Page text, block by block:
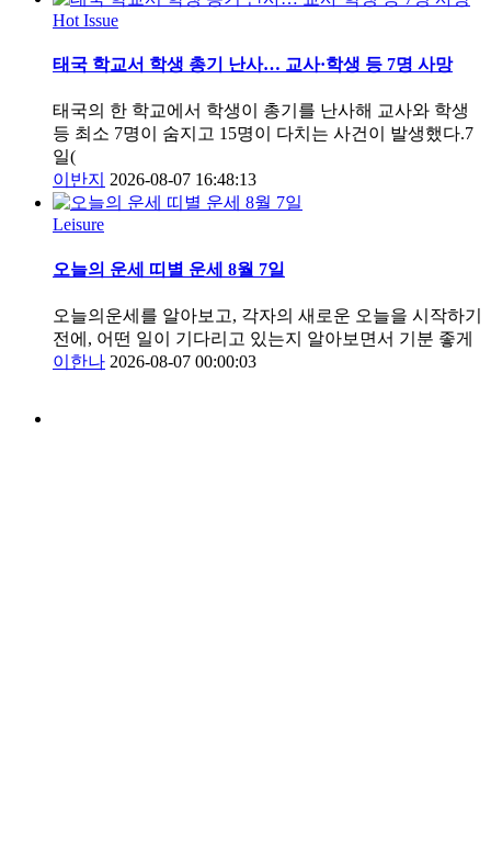
Hot Issue
태국 학교서 학생 총기 난사… 교사·학생 등 7명 사망
태국의 한 학교에서 학생이 총기를 난사해 교사와 학생
등 최소 7명이 숨지고 15명이 다치는 사건이 발생했다.7
일(
이반지
2026-08-07 16:48:13
Leisure
오늘의 운세 띠별 운세 8월 7일
오늘의운세를 알아보고, 각자의 새로운 오늘을 시작하기
전에, 어떤 일이 기다리고 있는지 알아보면서 기분 좋게
이한나 2026-08-07 00:00:03